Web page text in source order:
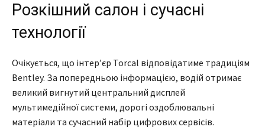
Розкішний салон і сучасні
технології
Очікується, що інтер’єр Torcal відповідатиме традиціям
Bentley. За попередньою інформацією, водій отримає
великий вигнутий центральний дисплей
мультимедійної системи, дорогі оздоблювальні
матеріали та сучасний набір цифрових сервісів.